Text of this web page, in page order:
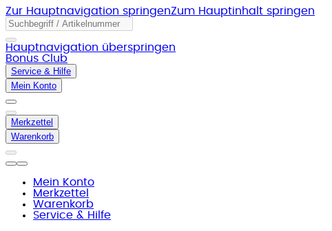
Zur Hauptnavigation springenZum Hauptinhalt springen
Hauptnavigation überspringen
Bonus Club
Service & Hilfe
Mein Konto
Merkzettel
Warenkorb
Mein Konto
Merkzettel
Warenkorb
Service & Hilfe